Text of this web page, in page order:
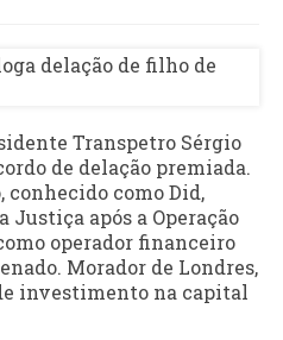
Transpetro Sérgio
de delação premiada.
conhecido como Did,
Justiça após a Operação
operador financeiro
Morador de Londres,
investimento na capital